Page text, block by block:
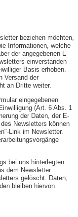
beziehen möchten,
Informationen, welche
der angegebenen E-
einverstanden
Basis erhoben.
Versand der
an Dritte weiter.
eingegebenen
(Art. 6 Abs. 1
der Daten, der E-
Newsletters können
Link im Newsletter.
bei uns hinterlegten
dem Newsletter
gelöscht. Daten,
bleiben hiervon